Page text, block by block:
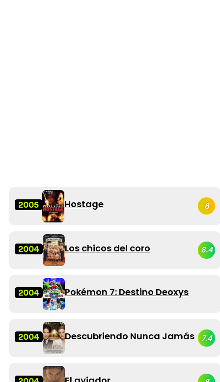
2005 Hostage 6
2004 Los chicos del coro 8.4
2004 Pokémon 7: Destino Deoxys
2004 Descubriendo Nunca Jamás 7.4